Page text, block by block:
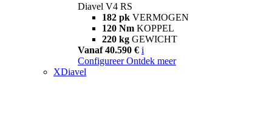
Diavel V4 RS
182 pk VERMOGEN
120 Nm KOPPEL
220 kg GEWICHT
Vanaf 40.590 € i
Configureer Ontdek meer
XDiavel